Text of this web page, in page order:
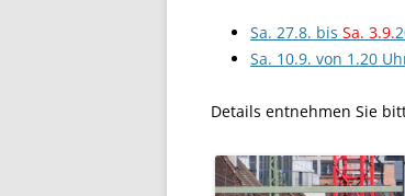
Sa. 27.8. bis Sa. 3.9.
Sa. 10.9. von 1.20
Details entnehmen Sie